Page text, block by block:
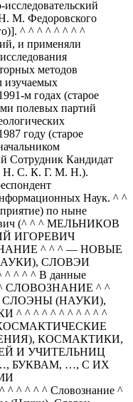
М. Федоровского
^ ^ ^ ^ ^ ^ ^ ^
и применяли
методов
изучаемых
м годах (старое
полевых партий
году (старое
Кандидат
Н. С. К. Г. М. Н.).
Наук. ^ ^
по ныне
(^ ^ ^ МЕЛЬНИКОВ
ИГОРЕВИЧ
^ ^ ^ — НОВЫЕ
СЛОВЭИ
^ ^ ^ В данные
^ ^ СЛОВОЗНАНИЕ ^ ^
(НАУКИ),
^ ^ ^ ^ ^ ^ ^ ^ ^ ^
КОСМАКТИКИ,
И УЧИТЕЛЬНИЦ
БУКВАМ, …, С ИХ
^ ^ ^ Словознание ^